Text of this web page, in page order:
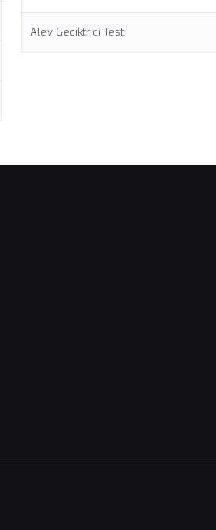
Alev Geciktrici Testi